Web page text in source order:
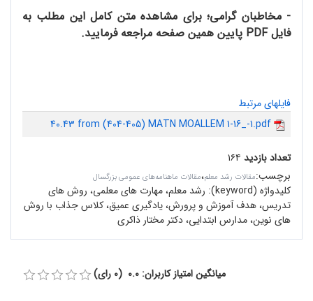
- مخاطبان گرامی؛ برای مشاهده متن کامل این مطلب به
فایل PDF پایین همین صفحه مراجعه فرمایید.
فایلهای مرتبط
40.43 from (404-405) MATN MOALLEM 1-16_-1.pdf
تعداد بازدید ۱۶۴
برچسب:مقالات رشد معلم،مقالات ماهنامه‌های عمومی بزرگسال
کلیدواژه (keyword):
رشد معلم، مهارت های معلمی، روش های
تدریس، هدف آموزش و پرورش، یادگیری عمیق، کلاس جذاب با روش
های نوین، مدارس ابتدایی، دکتر مختار ذاکری
میانگین امتیاز کاربران: 0.0 (0 رای)